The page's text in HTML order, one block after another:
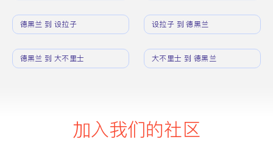
德黑兰 到 设拉子 设拉子 到 德黑兰
德黑兰 到 大不里士 大不里士 到 德黑兰
加入我们的社区